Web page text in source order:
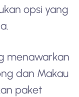
opsi yang
menawarkan
dan Makau
paket